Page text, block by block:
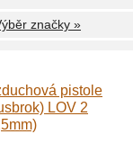
značky »
pistole
LOV 2